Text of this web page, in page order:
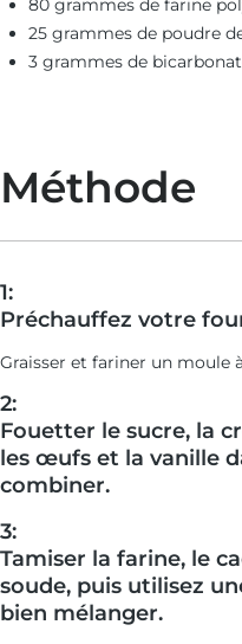
Méthode
1:
Préchauffez votre
Graisser et fariner un moule
2:
Fouetter le sucre, la
les œufs et la vanille
combiner.
3:
Tamiser la farine, le
soude, puis utilisez
bien mélanger.
80 grammes de farine
25 grammes de poudre
3 grammes de